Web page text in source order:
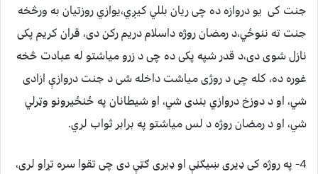
جنت کی يو دروازه ده چی ريان بللي کيږي،يوازي روزتيان به ورڅخه
جنت ته ننوځي،د رمضان روژه داسلام دريم رکن دی، قران کريم پکی
نازل شوی دی،د قدر شپه پکی ده چی د زرو مياشتو له عبادت څخه
غوره ده، کله چی د روژی مياشت داخله شی د جنت دروازې ازادی
شي، او د دوزخ دروازي بندی شي، او شيطانان په ځنځيرونو وټرلي
شي، او د رمضان روژه د لس مياشتو په برابر ثواب لري.
4- په روژه کی ډيری ښيګڼې او ډيری ګټې دی چی تقوا سره تړاو لری،